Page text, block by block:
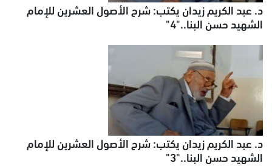
د. عبد الكريم زيدان يكتب: شرح الأصول العشرين للإمام
الشهيد حسن البنا.."4"
د. عبد الكريم زيدان يكتب: شرح الأصول العشرين للإمام
الشهيد حسن البنا.."3"